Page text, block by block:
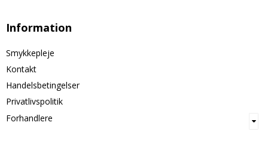
Information
Smykkepleje
Kontakt
Handelsbetingelser
Privatlivspolitik
Forhandlere